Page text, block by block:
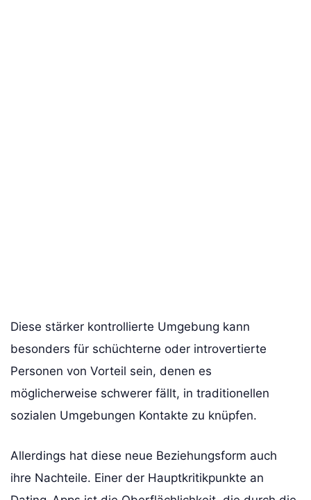
Diese stärker kontrollierte Umgebung kann
besonders für schüchterne oder introvertierte
Personen von Vorteil sein, denen es
möglicherweise schwerer fällt, in traditionellen
sozialen Umgebungen Kontakte zu knüpfen.
Allerdings hat diese neue Beziehungsform auch
ihre Nachteile. Einer der Hauptkritikpunkte an